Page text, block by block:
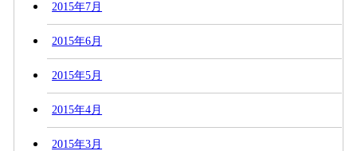
2015年7月
2015年6月
2015年5月
2015年4月
2015年3月